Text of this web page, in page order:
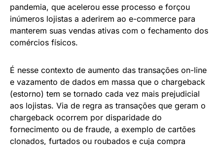
pandemia, que acelerou esse processo e forçou
inúmeros lojistas a aderirem ao e-commerce para
manterem suas vendas ativas com o fechamento dos
comércios físicos.
É nesse contexto de aumento das transações on-line
e vazamento de dados em massa que o chargeback
(estorno) tem se tornado cada vez mais prejudicial
aos lojistas. Via de regra as transações que geram o
chargeback ocorrem por disparidade do
fornecimento ou de fraude, a exemplo de cartões
clonados, furtados ou roubados e cuja compra